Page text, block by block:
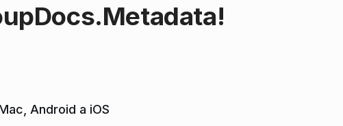
Android a iOS